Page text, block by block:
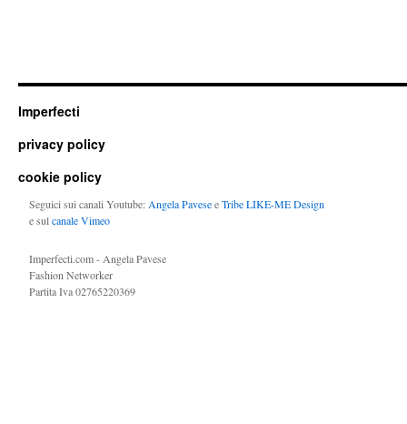
Imperfecti
privacy policy
cookie policy
Seguici sui canali Youtube: Angela PaveseeTribe LIKE-ME Design
e sulcanale Vimeo
Imperfecti.com - Angela Pavese
Fashion Networker
Partita Iva 02765220369